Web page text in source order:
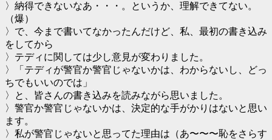
〉納得できないなあ・・・。というか、理解できてない。
（爆）
〉で、今まで書いてなかったんだけど、私、最初の書き込み
をしてから
〉テディに関しては少し意見が変わりました。
〉「テディが警官か警官じゃないかは、わからないし、どっ
ちでもいいのでは」
〉と、皆さんの書き込みを読みながら思いました。
〉警官か警官じゃないかは、決定的な手がかりはないと思い
ます。
〉私が警官じゃないと思ってた理由は（あ〜〜〜恥をさらす